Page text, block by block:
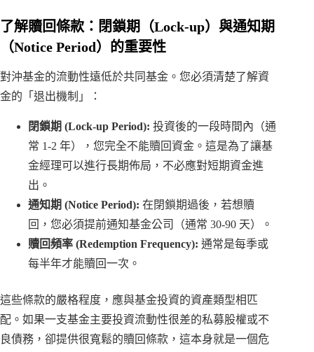
了解贖回條款：閉鎖期（Lock-up）與通知期
（Notice Period）的重要性
對沖基金的流動性遠低於共同基金。您必須清楚了解資
金的「退出機制」：
閉鎖期 (Lock-up Period): 投資後的一段時間內（通
常 1-2 年），您完全不能贖回資金。這是為了讓基
金經理可以進行長期佈局，不必應對短期資金進
出。
通知期 (Notice Period): 在閉鎖期過後，若想贖
回，您必須提前通知基金公司（通常 30-90 天）。
贖回頻率 (Redemption Frequency): 通常是每季或
每半年才能贖回一次。
這些條款的嚴格程度，應與基金投資的資產類型相匹
配。如果一支基金主要投資流動性很差的私募股權或不
良債務，卻提供很寬鬆的贖回條款，這本身就是一個危